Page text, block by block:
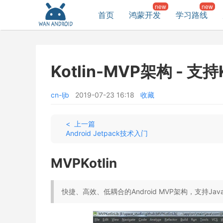
首页 鸿蒙开发 学习路线
Kotlin-MVP架构 - 支
cn-ljb 2019-07-23 16:18 收藏
< 上一篇
Android Jetpack技术入门
MVPKotlin
快捷、高效、低耦合的Android MVP架构，支持